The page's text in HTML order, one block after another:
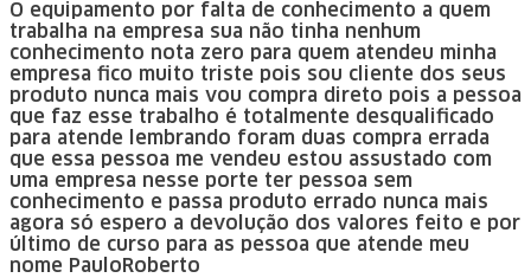
O equipamento por falta de conhecimento a quem
trabalha na empresa sua não tinha nenhum
conhecimento nota zero para quem atendeu minha
empresa fico muito triste pois sou cliente dos seus
produto nunca mais vou compra direto pois a pessoa
que faz esse trabalho é totalmente desqualificado
para atende lembrando foram duas compra errada
que essa pessoa me vendeu estou assustado com
uma empresa nesse porte ter pessoa sem
conhecimento e passa produto errado nunca mais
agora só espero a devolução dos valores feito e por
último de curso para as pessoa que atende meu
nome PauloRoberto